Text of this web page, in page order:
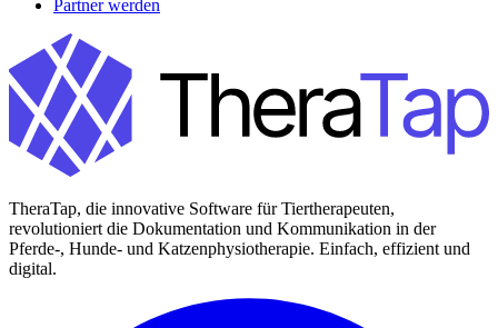
Partner werden
TheraTap, die innovative Software für Tiertherapeuten,
revolutioniert die Dokumentation und Kommunikation in der
Pferde-, Hunde- und Katzenphysiotherapie. Einfach, effizient und
digital.